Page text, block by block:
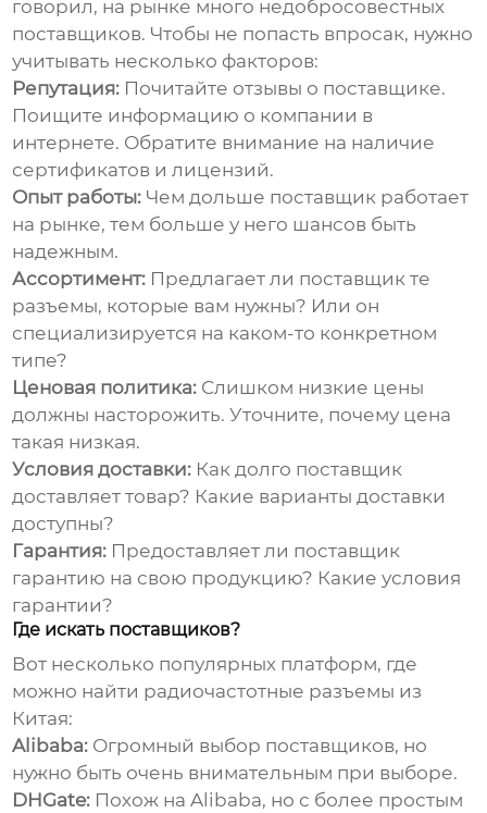
говорил, на рынке много недобросовестных
поставщиков. Чтобы не попасть впросак, нужно
учитывать несколько факторов:
Репутация: Почитайте отзывы о поставщике.
Поищите информацию о компании в
интернете. Обратите внимание на наличие
сертификатов и лицензий.
Опыт работы: Чем дольше поставщик работает
на рынке, тем больше у него шансов быть
надежным.
Ассортимент: Предлагает ли поставщик те
разъемы, которые вам нужны? Или он
специализируется на каком-то конкретном
типе?
Ценовая политика: Слишком низкие цены
должны насторожить. Уточните, почему цена
такая низкая.
Условия доставки: Как долго поставщик
доставляет товар? Какие варианты доставки
доступны?
Гарантия: Предоставляет ли поставщик
гарантию на свою продукцию? Какие условия
гарантии?
Где искать поставщиков?
Вот несколько популярных платформ, где
можно найти радиочастотные разъемы из
Китая:
Alibaba: Огромный выбор поставщиков, но
нужно быть очень внимательным при выборе.
DHGate: Похож на Alibaba, но с более простым